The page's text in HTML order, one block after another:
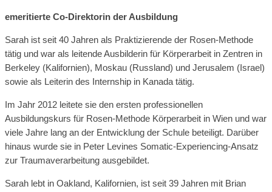
emeritierte Co-Direktorin der Ausbildung
Sarah ist seit 40 Jahren als Praktizierende der Rosen-Methode
tätig und war als leitende Ausbilderin für Körperarbeit in Zentren in
Berkeley (Kalifornien), Moskau (Russland) und Jerusalem (Israel)
sowie als Leiterin des Internship in Kanada tätig.
Im Jahr 2012 leitete sie den ersten professionellen
Ausbildungskurs für Rosen-Methode Körperarbeit in Wien und war
viele Jahre lang an der Entwicklung der Schule beteiligt. Darüber
hinaus wurde sie in Peter Levines Somatic-Experiencing-Ansatz
zur Traumaverarbeitung ausgebildet.
Sarah lebt in Oakland, Kalifornien, ist seit 39 Jahren mit Brian